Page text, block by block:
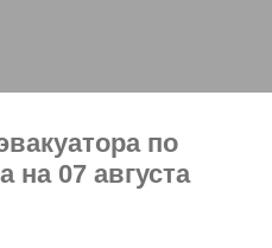
по
на 07 августа